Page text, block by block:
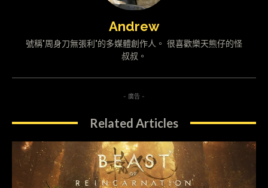
Andrew
號稱"周身刀無張利"的多媒體創作人。 很喜歡樂天熊仔的怪
叔叔。
- 廣告 -
Related Articles